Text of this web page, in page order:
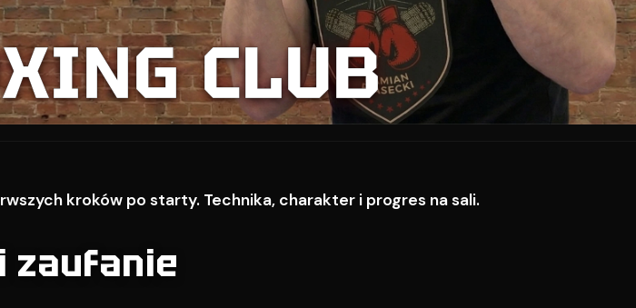
CLUB
kroków po starty. Technika, charakter i progres na sali.
zaufanie